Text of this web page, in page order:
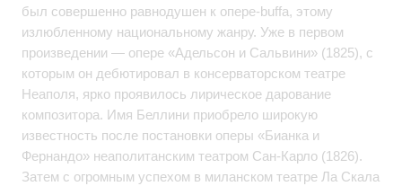
был совершенно равнодушен к опере-buffa, этому
излюбленному национальному жанру. Уже в первом
произведении — опере «Адельсон и Сальвини» (1825), с
которым он дебютировал в консерваторском театре
Неаполя, ярко проявилось лирическое дарование
композитора. Имя Беллини приобрело широкую
известность после постановки оперы «Бианка и
Фернандо» неаполитанским театром Сан-Карло (1826).
Затем с огромным успехом в миланском театре Ла Скала